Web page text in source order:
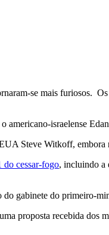
se mais furiosos.
americano-israelense
Steve Witkoff,
do cessar-fogo, incluindo a
gabinete do primeiro-
proposta recebida dos